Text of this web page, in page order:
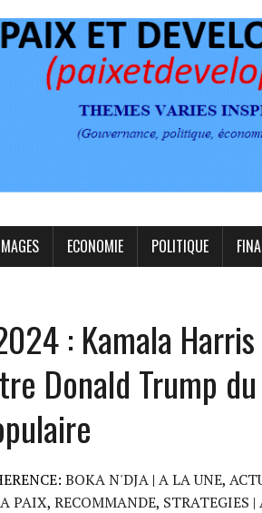
ECONOMIE POLITIQUE
: Kamala
Donald Trump
BOKA N'DJA | A LA UNE,
PAIX, RECOMMANDE, STRATEGIES |